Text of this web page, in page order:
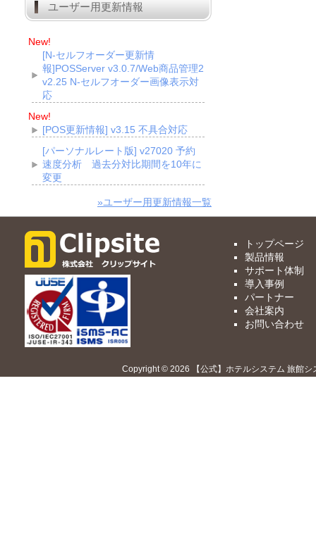
ユーザー用更新情報
New!
[N-セルフオーダー更新情
報]POSServer v3.0.7/Web商品管理2
v2.25 N-セルフオーダー画像表示対
応
New!
[POS更新情報] v3.15 不具合対応
[パーソナルレート版] v27020 予約
速度分析 過去分対比期間を10年に
変更
»ユーザー用更新情報一覧
トップページ
製品情報
サポート体制
導入事例
パートナー
会社案内
お問い合わせ
Copyright © 2026 【公式】ホテルシステム 旅館